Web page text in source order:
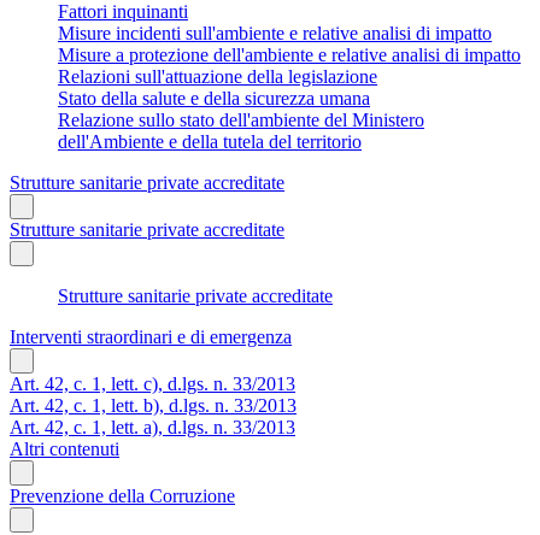
Fattori inquinanti
Misure incidenti sull'ambiente e relative analisi di impatto
Misure a protezione dell'ambiente e relative analisi di impatto
Relazioni sull'attuazione della legislazione
Stato della salute e della sicurezza umana
Relazione sullo stato dell'ambiente del Ministero
dell'Ambiente e della tutela del territorio
Strutture sanitarie private accreditate
Strutture sanitarie private accreditate
Strutture sanitarie private accreditate
Interventi straordinari e di emergenza
Art. 42, c. 1, lett. c), d.lgs. n. 33/2013
Art. 42, c. 1, lett. b), d.lgs. n. 33/2013
Art. 42, c. 1, lett. a), d.lgs. n. 33/2013
Altri contenuti
Prevenzione della Corruzione